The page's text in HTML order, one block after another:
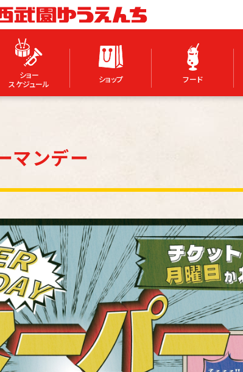
ショー
スケジュール
ショップ フード
マンデー